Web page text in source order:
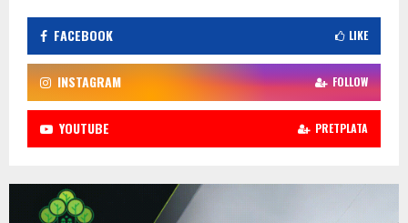
FACEBOOK LIKE
INSTAGRAM FOLLOW
YOUTUBE PRETPLATA